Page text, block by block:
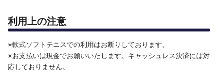
利用上の注意
※軟式ソフトテニスでの利用はお断りしております。
※お支払いは現金でお願いいたします。キャッシュレス決済には対
応しておりません。